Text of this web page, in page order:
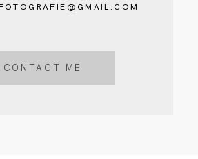
CONTACT ME